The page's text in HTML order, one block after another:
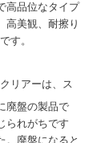
高品位なタイプ
高美観、耐擦り
す。
リアーは、ス
廃盤の製品で
られがちです
。廃盤になると